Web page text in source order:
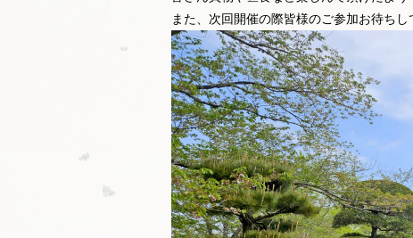
また、次回開催の際皆様のご参加お待ちし